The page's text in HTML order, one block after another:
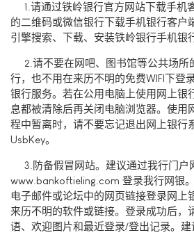
1.请通过铁岭银行官方网站下载手机
的二维码或微信银行下载手机银行客户
引擎搜索、下载、安装铁岭银行手机银
2.请不要在网吧、图书馆等公共场所
行，也不用在来历不明的免费WIFI下登
银行服务。若在公用电脑上使用网上银
息都被清除后再关闭电脑浏览器。使用
程中暂离时，请不要忘记退出网上银行
UsbKey。
3.防备假冒网站。建议通过我行门户
www.bankoftieling.com 登录我行网银
电子邮件或论坛中的网页链接登录网上
来历不明的软件或链接。登录成功后，
语、欢迎图片和最近登录/登出记录。